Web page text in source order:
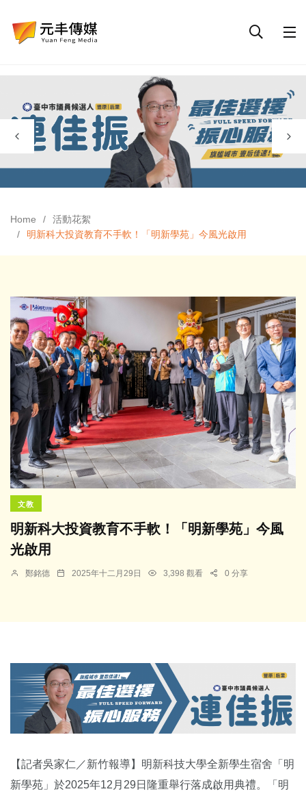
Home
活動花絮
明新科大投資教育不手軟！「明新學苑」今風光啟用
文教
明新科大投資教育不手軟！「明新學苑」今風
光啟用
鄭銘德 2025年十二月29日 3,398 觀看 0 分享
【記者吳家仁／新竹報導】明新科技大學全新學生宿舍「明
新學苑」於2025年12月29日隆重舉行落成啟用典禮。「明